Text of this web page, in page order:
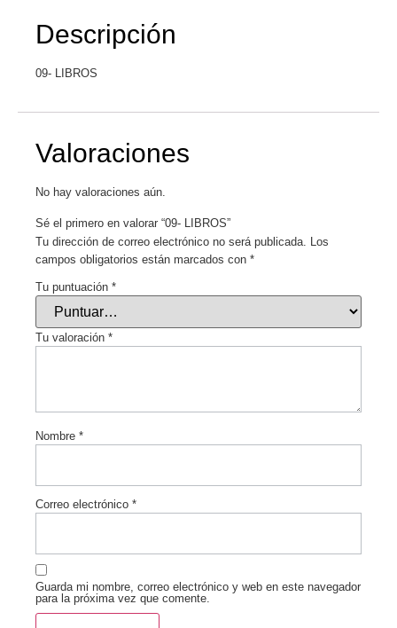
Descripción
09- LIBROS
Valoraciones
No hay valoraciones aún.
Sé el primero en valorar “09- LIBROS”
Tu dirección de correo electrónico no será publicada. Los
campos obligatorios están marcados con *
Tu puntuación *
Tu valoración *
Nombre *
Correo electrónico *
Guarda mi nombre, correo electrónico y web en este navegador
para la próxima vez que comente.